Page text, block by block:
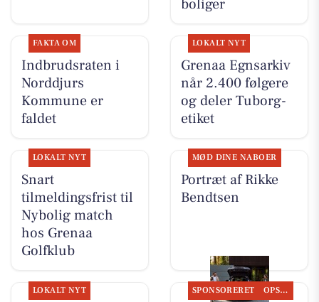
boliger
FAKTA OM
Indbrudsraten i
Norddjurs
Kommune er
faldet
LOKALT NYT
Grenaa Egnsarkiv
når 2.400 følgere
og deler Tuborg-
etiket
LOKALT NYT
Snart
tilmeldingsfrist til
Nybolig match
hos Grenaa
Golfklub
MØD DINE NABOER
Portræt af Rikke
Bendtsen
LOKALT NYT SPONSORERET OPSLAGSTAVLEN